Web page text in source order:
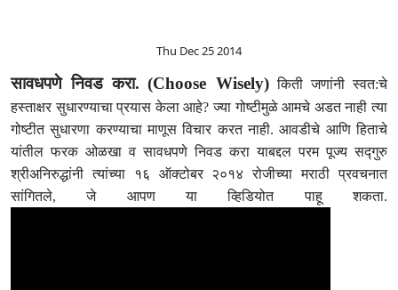
Thu Dec 25 2014
सावधपणे निवड करा. (Choose Wisely) किती जणांनी स्वत:चे
हस्ताक्षर सुधारण्याचा प्रयास केला आहे? ज्या गोष्टीमुळे आमचे अडत नाही त्या
गोष्टीत सुधारणा करण्याचा माणूस विचार करत नाही. आवडीचे आणि हिताचे
यांतील फरक ओळखा व सावधपणे निवड करा याबद्दल परम पूज्य सद्गुरु
श्रीअनिरुद्धांनी त्यांच्या १६ ऑक्टोबर २०१४ रोजीच्या मराठी प्रवचनात
सांगितले, जे आपण या व्हिडियोत पाहू शकता.